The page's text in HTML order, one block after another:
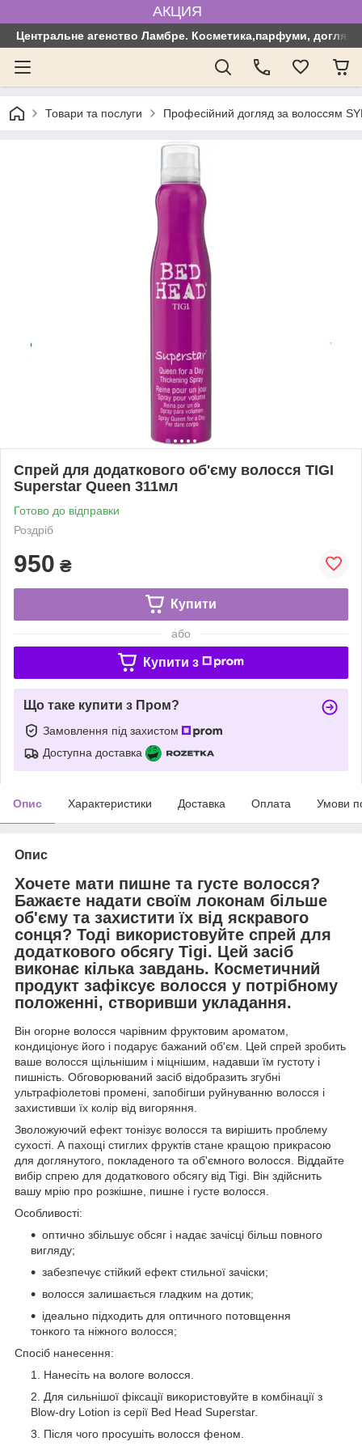
АКЦИЯ
Центральне агенство Ламбре. Косметика,парфуми, догляд
Товари та послуги Професійний догляд за волоссям
Спрей для додаткового об'єму волосся TIGI
Superstar Queen 311мл
Готово до відправки
Роздріб
950 ₴
Купити
або
Купити з
Що таке купити з Пром?
Замовлення під захистом
Доступна доставка
Опис Характеристики Доставка Оплата Умови
Опис
Хочете мати пишне та густе волосся?
Бажаєте надати своїм локонам більше
об'єму та захистити їх від яскравого
сонця? Тоді використовуйте спрей для
додаткового обсягу Tigi. Цей засіб
виконає кілька завдань. Косметичний
продукт зафіксує волосся у потрібному
положенні, створивши укладання.
Він огорне волосся чарівним фруктовим ароматом,
кондиціонує його і подарує бажаний об'єм. Цей спрей зробить
ваше волосся щільнішим і міцнішим, надавши їм густоту і
пишність. Обговорюваний засіб відобразить згубні
ультрафіолетові промені, запобігши руйнуванню волосся і
захистивши їх колір від вигоряння.
Зволожуючий ефект тонізує волосся та вирішить проблему
сухості. А пахощі стиглих фруктів стане кращою прикрасою
для доглянутого, покладеного та об'ємного волосся. Віддайте
вибір спрею для додаткового обсягу від Tigi. Він здійснить
вашу мрію про розкішне, пишне і густе волосся.
Особливості:
оптично збільшує обсяг і надає зачісці більш повного
вигляду;
забезпечує стійкий ефект стильної зачіски;
волосся залишається гладким на дотик;
ідеально підходить для оптичного потовщення
тонкого та ніжного волосся;
Спосіб нанесення:
Нанесіть на вологе волосся.
Для сильнішої фіксації використовуйте в комбінації з
Blow-dry Lotion із серії Bed Head Superstar.
Після чого просушіть волосся феном.